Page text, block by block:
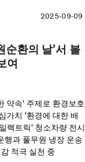
2025-09-09
순환의 날’서 볼
여
약속’ 주제로 환경보호
가치 ‘환경에 대한 배
렉트릭’ 청소차량 전시
행과 풀무원 냉장 운송
적극 실천 중